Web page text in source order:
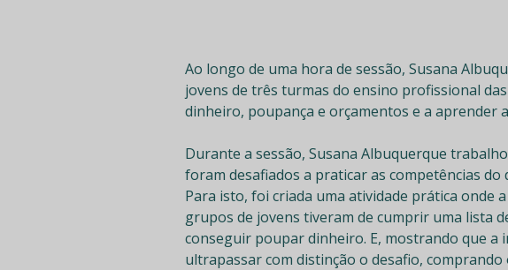
Ao longo de uma hora de sessão, Susana
jovens de três turmas do ensino profissional
dinheiro, poupança e orçamentos e a aprender
Durante a sessão, Susana Albuquerque
foram desafiados a praticar as competências
Para isto, foi criada uma atividade prática onde
grupos de jovens tiveram de cumprir uma lista
conseguir poupar dinheiro. E, mostrando que
ultrapassar com distinção o desafio,